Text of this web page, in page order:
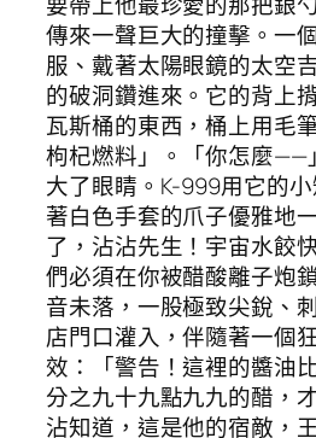
傳來一聲巨大的撞擊。一
服、戴著太陽眼鏡的太空
的破洞鑽進來。它的背上
瓦斯桶的東西，桶上用毛
枸杞燃料」。「你怎麼——
大了眼睛。K-999用它的
著白色手套的爪子優雅地
了，沾沾先生！宇宙水餃
們必須在你被醋酸離子炮
音未落，一股極致尖銳、
店門口灌入，伴隨著一個
效：「警告！這裡的醬油
分之九十九點九九的醋，
沾知道，這是他的宿敵，